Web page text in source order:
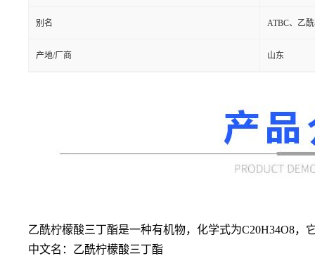
别名 ATBC、乙
产地/厂商 山东
乙酰柠檬酸三丁酯是一种有机物，化学式为C20H34O8，
中文名：乙酰柠檬酸三丁酯